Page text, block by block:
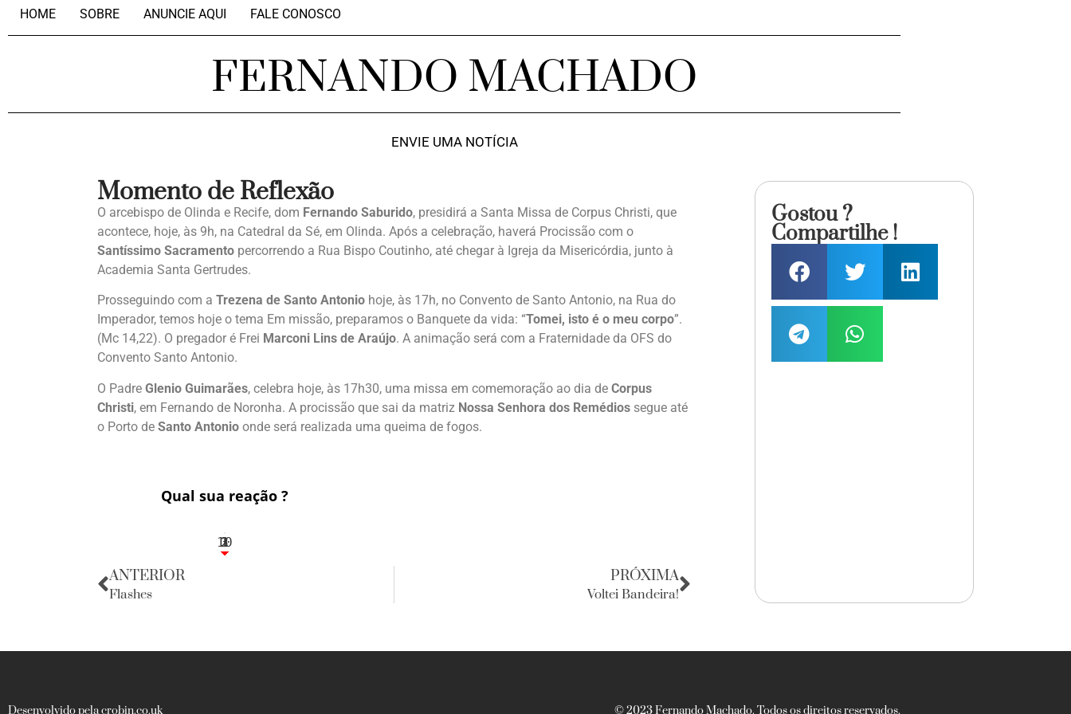
HOME SOBRE ANUNCIE AQUI FALE CONOSCO
FERNANDO MACHADO
ENVIE UMA NOTÍCIA
Momento de Reflexão
O arcebispo de Olinda e Recife, dom Fernando Saburido, presidirá a Santa Missa de Corpus Christi, que
acontece, hoje, às 9h, na Catedral da Sé, em Olinda. Após a celebração, haverá Procissão com o
Santíssimo Sacramento percorrendo a Rua Bispo Coutinho, até chegar à Igreja da Misericórdia, junto à
Academia Santa Gertrudes.
Prosseguindo com a Trezena de Santo Antonio hoje, às 17h, no Convento de Santo Antonio, na Rua do
Imperador, temos hoje o tema Em missão, preparamos o Banquete da vida: “Tomei, isto é o meu corpo”.
(Mc 14,22). O pregador é Frei Marconi Lins de Araújo. A animação será com a Fraternidade da OFS do
Convento Santo Antonio.
O Padre Glenio Guimarães, celebra hoje, às 17h30, uma missa em comemoração ao dia de Corpus
Christi, em Fernando de Noronha. A procissão que sai da matriz Nossa Senhora dos Remédios segue até
o Porto de Santo Antonio onde será realizada uma queima de fogos.
Qual sua reação ?
3
1
1
2
10
ANTERIOR
Flashes
PRÓXIMA
Voltei Bandeira!
Gostou ?
Compartilhe !
Desenvolvido pela crobin.co.uk © 2023 Fernando Machado. Todos os direitos reservados.